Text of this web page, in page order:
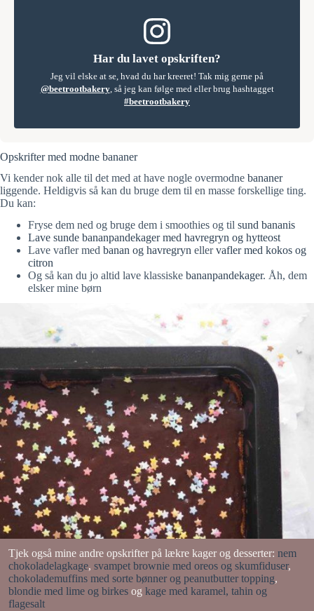
Har du lavet opskriften?
Jeg vil elske at se, hvad du har kreeret! Tak mig gerne på
@beetrootbakery, så jeg kan følge med eller brug hashtagget
#beetrootbakery
Opskrifter med modne bananer
Vi kender nok alle til det med at have nogle overmodne bananer
liggende. Heldigvis så kan du bruge dem til en masse forskellige ting.
Du kan:
Fryse dem ned og bruge dem i smoothies og til sund bananis
Lave sunde bananpandekager med havregryn og hytteost
Lave vafler med banan og havregryn ellervafler med kokos og
citron
Og så kan du jo altid lave klassiske bananpandekager. Åh, dem
elsker mine børn
Tjek også mine andre opskrifter på lækre kager og desserter: nem
chokoladelagkage, svampet brownie med oreos og skumfiduser,
chokolademuffins med sorte bønner og peanutbutter topping,
blondie med lime og birkes og kage med karamel, tahin og
flagesalt